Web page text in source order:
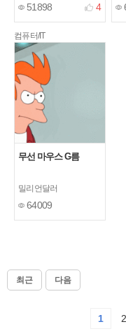
51898 4
컴퓨터/IT
무선 마우스 G름
밀리언달러
64009
최근 다음
1 2